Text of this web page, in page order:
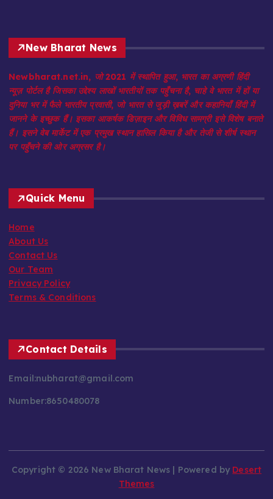
New Bharat News
Newbharat.net.in, जो 2021 में स्थापित हुआ, भारत का अग्रणी हिंदी
न्यूज़ पोर्टल है जिसका उद्देश्य लाखों भारतीयों तक पहुँचना है, चाहे वे भारत में हों या
दुनिया भर में फैले भारतीय प्रवासी, जो भारत से जुड़ी ख़बरें और कहानियाँ हिंदी में
जानने के इच्छुक हैं। इसका आकर्षक डिज़ाइन और विविध सामग्री इसे विशेष बनाते
हैं। इसने वेब मार्केट में एक प्रमुख स्थान हासिल किया है और तेजी से शीर्ष स्थान
पर पहुँचने की ओर अग्रसर है।
Quick Menu
Home
About Us
Contact Us
Our Team
Privacy Policy
Terms & Conditions
Contact Details
Email:nubharat@gmail.com
Number:8650480078
Copyright © 2026 New Bharat News | Powered by Desert
Themes